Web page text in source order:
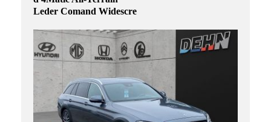
Leder Comand Widescre